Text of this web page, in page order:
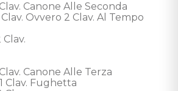
Canone Alle Seconda
Ovvero 2 Clav. Al Tempo
Canone Alle Terza
Clav. Fughetta